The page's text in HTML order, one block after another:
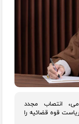
انتصاب مجدد
قوه قضائیه را